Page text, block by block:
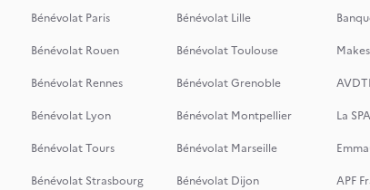
Bénévolat Paris
Bénévolat Lille
Bénévolat Rouen
Bénévolat Toulouse
Bénévolat Rennes
Bénévolat Grenoble
Bénévolat Lyon
Bénévolat Montpellier
Bénévolat Tours
Bénévolat Marseille
Bénévolat Strasbourg
Bénévolat Dijon
La SPA
APF